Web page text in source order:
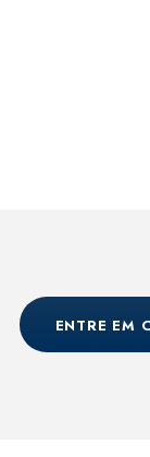
ENTRE EM